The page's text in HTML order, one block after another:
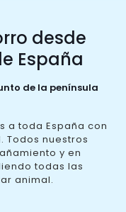
desde
España
de la península
a toda España con
Todos nuestros
y en
todas las
animal.